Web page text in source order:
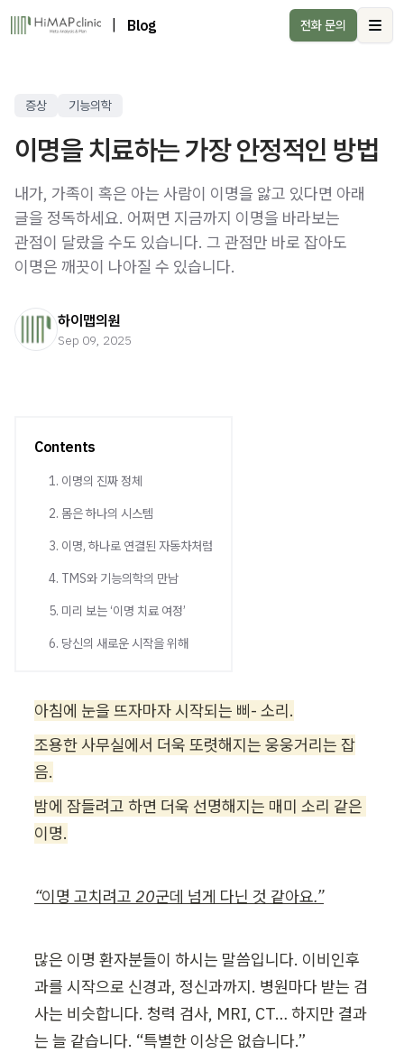
Blog 전화 문의
증상 기능의학
이명을 치료하는 가장 안정적인 방법
내가, 가족이 혹은 아는 사람이 이명을 앓고 있다면 아래
글을 정독하세요. 어쩌면 지금까지 이명을 바라보는
관점이 달랐을 수도 있습니다. 그 관점만 바로 잡아도
이명은 깨끗이 나아질 수 있습니다.
하이맵의원
Sep 09, 2025
Contents
1. 이명의 진짜 정체
2. 몸은 하나의 시스템
3. 이명, 하나로 연결된 자동차처럼
4. TMS와 기능의학의 만남
5. 미리 보는 ‘이명 치료 여정’
6. 당신의 새로운 시작을 위해
아침에 눈을 뜨자마자 시작되는 삐- 소리.
조용한 사무실에서 더욱 또렷해지는 웅웅거리는 잡
음.
밤에 잠들려고 하면 더욱 선명해지는 매미 소리 같은
이명.
“이명 고치려고 20군데 넘게 다닌 것 같아요.”
많은 이명 환자분들이 하시는 말씀입니다. 이비인후
과를 시작으로 신경과, 정신과까지. 병원마다 받는 검
사는 비슷합니다. 청력 검사, MRI, CT… 하지만 결과
는 늘 같습니다. “특별한 이상은 없습니다.”